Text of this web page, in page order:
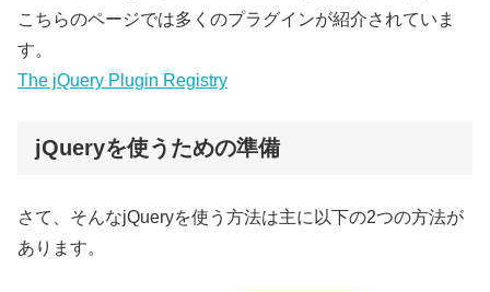
こちらのページでは多くのプラグインが紹介されていま
す。
The jQuery Plugin Registry
jQueryを使うための準備
さて、そんなjQueryを使う方法は主に以下の2つの方法が
あります。